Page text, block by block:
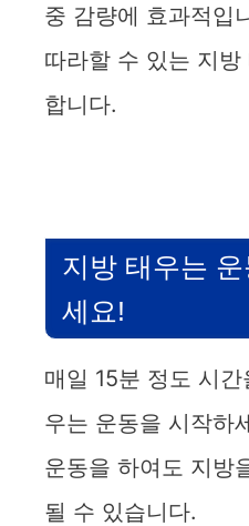
중 감량에 효과적입
따라할 수 있는 지
합니다.
지방 태우는
세요!
매일 15분 정도 시
우는 운동을 시작하
운동을 하여도 지방
될 수 있습니다.